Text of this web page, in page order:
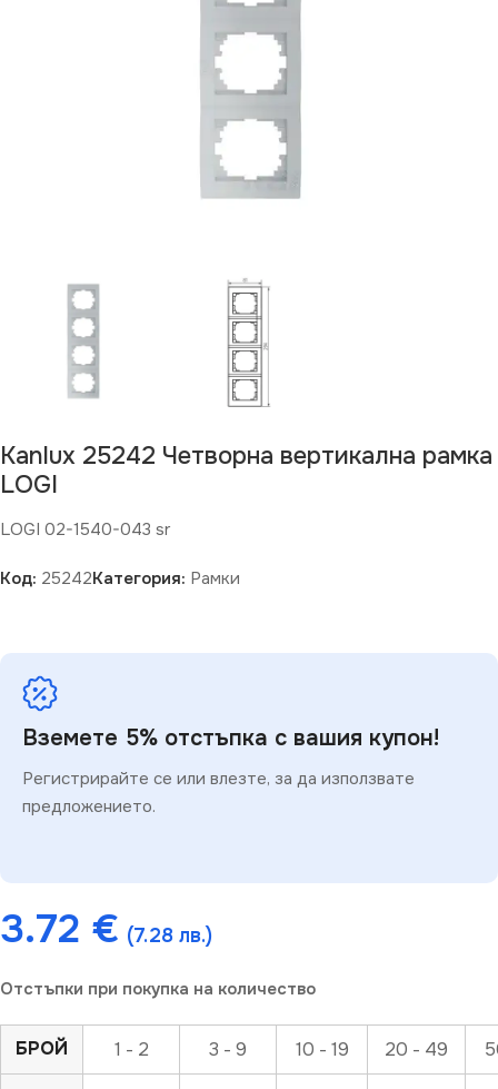
Kanlux 25242 Четворна вертикална рамка
LOGI
LOGI 02-1540-043 sr
Код: 25242Категория: Рамки
Вземете 5% отстъпка с вашия купон!
Регистрирайте се или влезте, за да използвате
предложението.
3.72 € (7.28 лв.)
Отстъпки при покупка на количество
БРОЙ 1 - 2 3 - 9 10 - 19 20 - 49